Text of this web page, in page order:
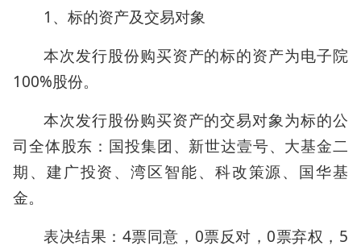
1、标的资产及交易对象
本次发行股份购买资产的标的资产为电子院
100%股份。
本次发行股份购买资产的交易对象为标的公
司全体股东：国投集团、新世达壹号、大基金二
期、建广投资、湾区智能、科改策源、国华基
金。
表决结果：4票同意，0票反对，0票弃权，5